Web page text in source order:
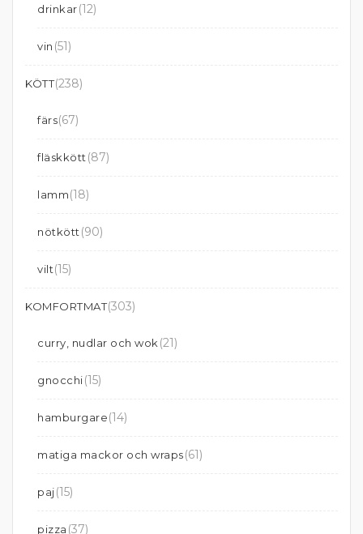
drinkar(12)
vin (51)
KÖTT(238)
färs(67)
fläskkött (87)
lamm(18)
nötkött (90)
vilt(15)
KOMFORTMAT(303)
curry, nudlar och wok (21)
gnocchi(15)
hamburgare(14)
matiga mackor och wraps(61)
paj(15)
pizza (37)